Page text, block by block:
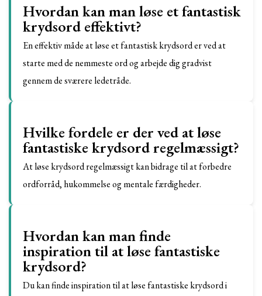
Hvordan kan man løse et fantastisk
krydsord effektivt?
En effektiv måde at løse et fantastisk krydsord er ved at
starte med de nemmeste ord og arbejde dig gradvist
gennem de sværere ledetråde.
Hvilke fordele er der ved at løse
fantastiske krydsord regelmæssigt?
At løse krydsord regelmæssigt kan bidrage til at forbedre
ordforråd, hukommelse og mentale færdigheder.
Hvordan kan man finde
inspiration til at løse fantastiske
krydsord?
Du kan finde inspiration til at løse fantastiske krydsord i